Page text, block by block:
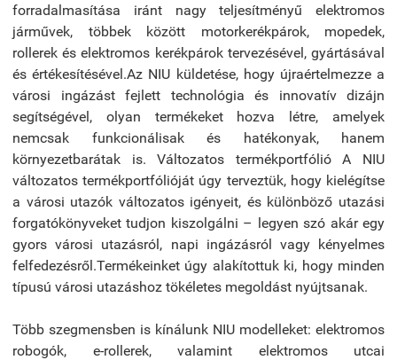
forradalmasítása iránt nagy teljesítményű elektromos
járművek, többek között motorkerékpárok, mopedek,
rollerek és elektromos kerékpárok tervezésével, gyártásával
és értékesítésével.Az NIU küldetése, hogy újraértelmezze a
városi ingázást fejlett technológia és innovatív dizájn
segítségével, olyan termékeket hozva létre, amelyek
nemcsak funkcionálisak és hatékonyak, hanem
környezetbarátak is. Változatos termékportfólió A NIU
változatos termékportfólióját úgy terveztük, hogy kielégítse
a városi utazók változatos igényeit, és különböző utazási
forgatókönyveket tudjon kiszolgálni – legyen szó akár egy
gyors városi utazásról, napi ingázásról vagy kényelmes
felfedezésről.Termékeinket úgy alakítottuk ki, hogy minden
típusú városi utazáshoz tökéletes megoldást nyújtsanak.
Több szegmensben is kínálunk NIU modelleket: elektromos
robogók, e-rollerek, valamint elektromos utcai